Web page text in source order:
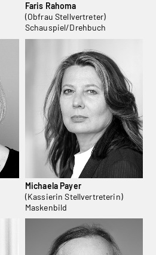
Faris Rahoma
(Obfrau Stellvertreter)
Schauspiel/Drehbuch
Michaela Payer
(Kassierin Stellvertreterin)
Maskenbild